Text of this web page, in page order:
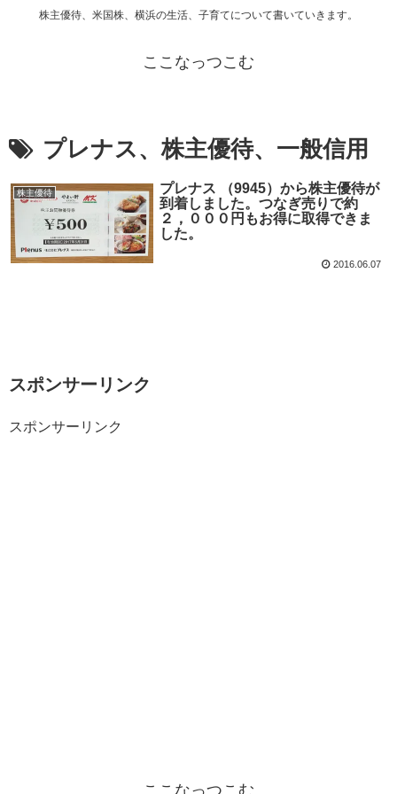
株主優待、米国株、横浜の生活、子育てについて書いていきます。
ここなっつこむ
プレナス、株主優待、一般信用
株主優待
プレナス （9945）から株主優待が
到着しました。つなぎ売りで約
２，０００円もお得に取得できま
した。
2016.06.07
スポンサーリンク
スポンサーリンク